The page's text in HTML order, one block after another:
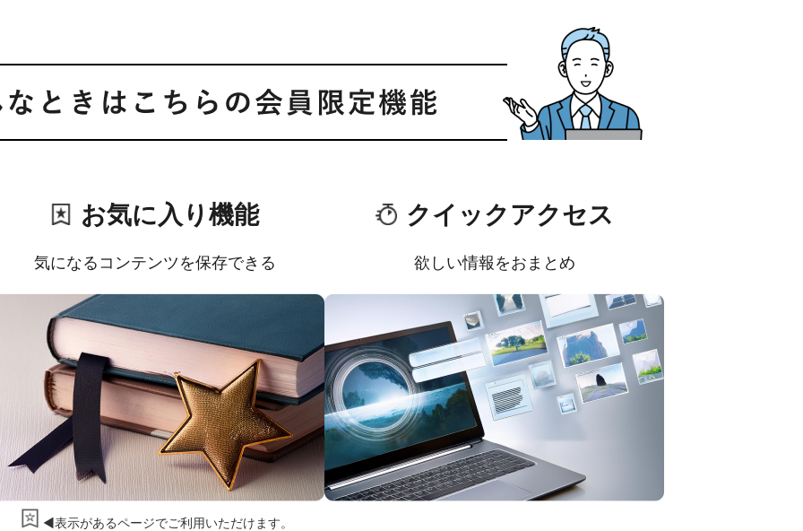
お気に入り機能
気になるコンテンツを保存できる
◀表示があるページでご利用いただけます。
クイックアクセス
欲しい情報をおまとめ